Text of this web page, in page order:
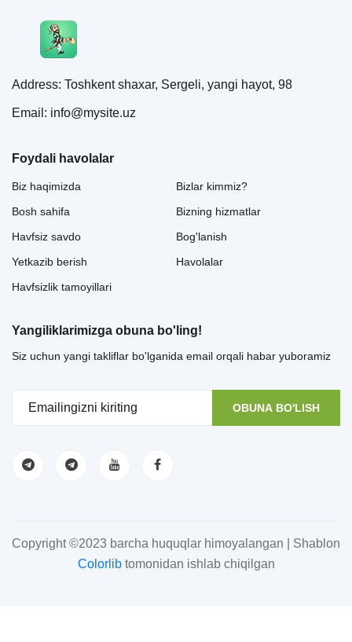
Address: Toshkent shaxar, Sergeli, yangi hayot, 98
Email: info@mysite.uz
Foydali havolalar
Biz haqimizda
Bosh sahifa
Havfsiz savdo
Yetkazib berish
Havfsizlik tamoyillari
Bizlar kimmiz?
Bizning hizmatlar
Bog'lanish
Havolalar
Yangiliklarimizga obuna bo'ling!
Siz uchun yangi takliflar bo'lganida email orqali habar yuboramiz
OBUNA BO'LISH
Copyright ©2023 barcha huquqlar himoyalangan | Shablon
Colorlibtomonidan ishlab chiqilgan